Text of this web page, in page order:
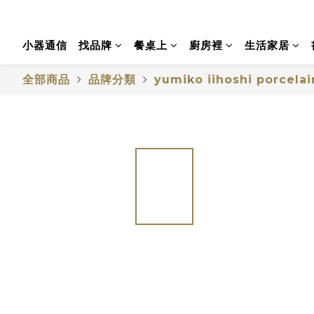
小器通信 找品牌 餐桌上 廚房裡 生活家居
全部商品 品牌分類 yumiko iihoshi